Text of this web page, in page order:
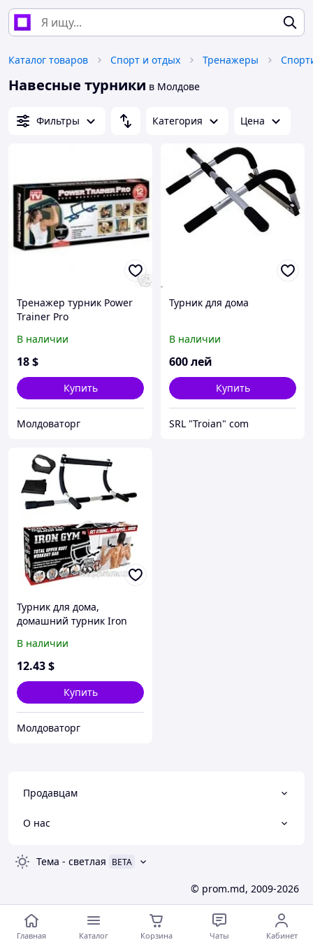
Каталог товаров Спорт и отдых Тренажеры
Навесные турники в Молдове
Фильтры Категория Цена
Тренажер турник Power
Trainer Pro
В наличии
18$
Купить
Молдоваторг
Турник для дома
В наличии
600лей
Купить
SRL "Troian" сom
Турник для дома,
домашний турник Iron
Джим)
В наличии
12.43$
Купить
Молдоваторг
Продавцам
О нас
Тема - светлая BETA
© prom.md, 2009-2026
Главная Каталог Корзина Чаты Кабинет